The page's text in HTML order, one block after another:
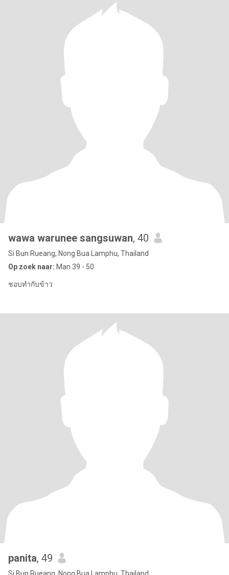
wawa warunee sangsuwan, 40
Si Bun Rueang, Nong Bua Lamphu, Thailand
Op zoek naar: Man 39 - 50
ชอบทำกับข้าว
panita, 49